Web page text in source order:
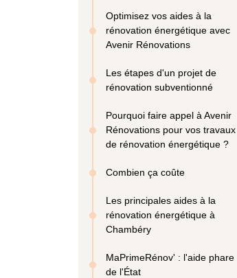
Optimisez vos aides à la
rénovation énergétique avec
Avenir Rénovations
Les étapes d'un projet de
rénovation subventionné
Pourquoi faire appel à Avenir
Rénovations pour vos travaux
de rénovation énergétique ?
Combien ça coûte
Les principales aides à la
rénovation énergétique à
Chambéry
MaPrimeRénov' : l'aide phare
de l'État